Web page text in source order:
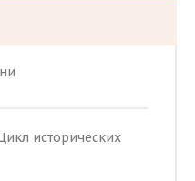
исторических